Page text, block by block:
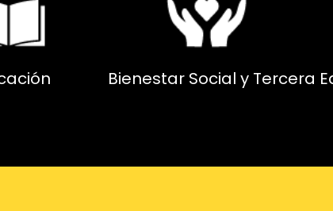
Bienestar Social y Tercera